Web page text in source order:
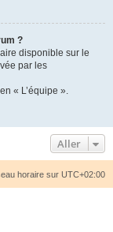
?
disponible sur le
par les
« L’équipe ».
Aller
horaire sur UTC+02:00